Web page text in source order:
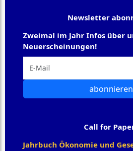
Newsletter
Zweimal im Jahr Infos über
Neuerscheinungen!
abonnieren
Call for
Jahrbuch Ökonomie und